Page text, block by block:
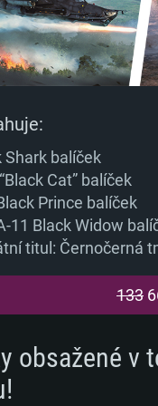
2.2 GHz
11.0 nebo
(Intel Xeon
2.4 GHz
Shark balíček
Cat” balíček
Prince balíček
11 Black Widow
titul: Černočerná
133
obsažené v